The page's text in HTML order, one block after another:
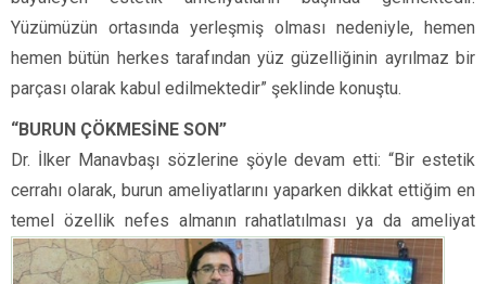
Yüzümüzün ortasında yerleşmiş olması nedeniyle, hemen
hemen bütün herkes tarafından yüz güzelliğinin ayrılmaz bir
parçası olarak kabul edilmektedir” şeklinde konuştu.
“BURUN ÇÖKMESİNE SON”
Dr. İlker Manavbaşı sözlerine şöyle devam etti: “Bir estetik
cerrahı olarak, burun ameliyatlarını yaparken dikkat ettiğim en
temel özelliknefes almanın rahatlatılması ya da ameliyat